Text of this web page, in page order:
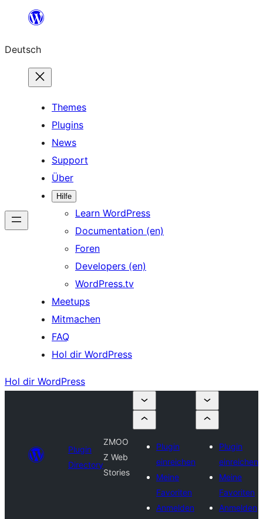
springen
Deutsch
Themes
Plugins
News
Support
Über
Hilfe
Learn WordPress
Documentation (en)
Foren
Developers (en)
WordPress.tv
Meetups
Mitmachen
FAQ
Hol dir WordPress
Hol dir WordPress
Plugin
Directory
ZMOO
Z Web
Stories
Plugin
einreichen
Meine
Favoriten
Anmelden
Plugin
einreichen
Meine
Favoriten
Anmelden